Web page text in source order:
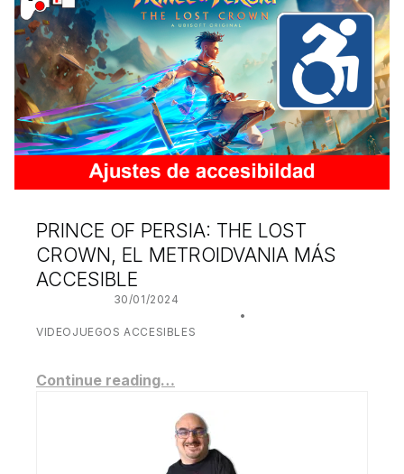
PRINCE OF PERSIA: THE LOST
CROWN, EL METROIDVANIA MÁS
ACCESIBLE
30/01/2024
VIDEOJUEGOS ACCESIBLES
Continue reading…